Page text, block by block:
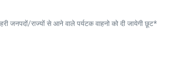
जनपदों/राज्यों से आने वाले पर्यटक वाहनो को दी जायेगी छूट*